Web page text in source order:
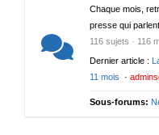
Chaque mois,
presse qui
116 sujets · 116
Dernier article :
11 mois
·
Sous-forums: